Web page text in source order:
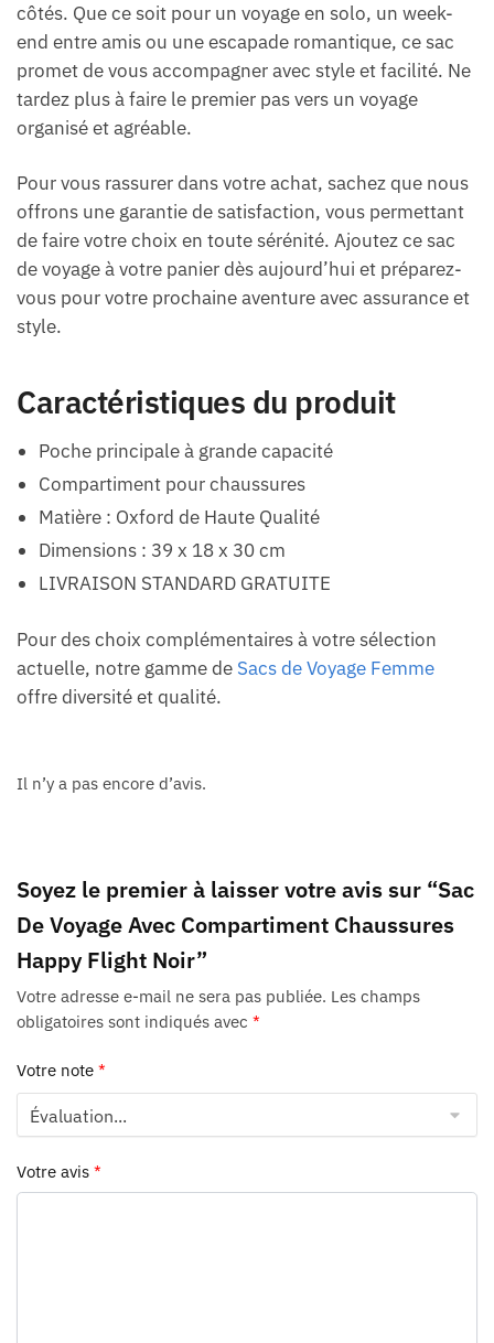
côtés. Que ce soit pour un voyage en solo, un week-
end entre amis ou une escapade romantique, ce sac
promet de vous accompagner avec style et facilité. Ne
tardez plus à faire le premier pas vers un voyage
organisé et agréable.
Pour vous rassurer dans votre achat, sachez que nous
offrons une garantie de satisfaction, vous permettant
de faire votre choix en toute sérénité. Ajoutez ce sac
de voyage à votre panier dès aujourd’hui et préparez-
vous pour votre prochaine aventure avec assurance et
style.
Caractéristiques du produit
Poche principale à grande capacité
Compartiment pour chaussures
Matière : Oxford de Haute Qualité
Dimensions : 39 x 18 x 30 cm
LIVRAISON STANDARD GRATUITE
Pour des choix complémentaires à votre sélection
actuelle, notre gamme de Sacs de Voyage Femme
offre diversité et qualité.
Il n’y a pas encore d’avis.
Soyez le premier à laisser votre avis sur “Sac
De Voyage Avec Compartiment Chaussures
Happy Flight Noir”
Votre adresse e-mail ne sera pas publiée. Les champs
obligatoires sont indiqués avec *
Votre note *
Votre avis *